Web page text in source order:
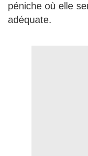
péniche où elle
adéquate.